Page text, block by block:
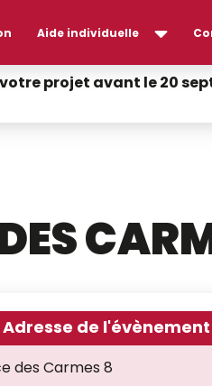
Aide individuelle
projet avant le 20
Adresse de l'évènement
des Carmes 8